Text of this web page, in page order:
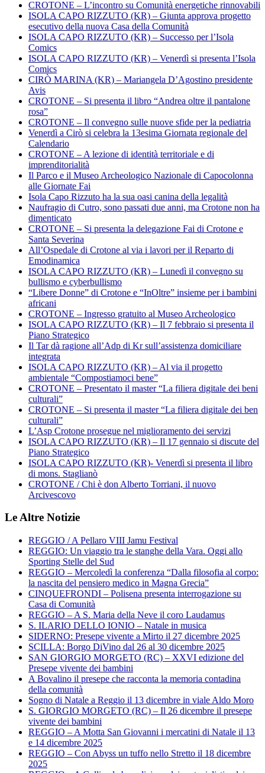
CROTONE – L’incontro su Comunità energetiche rinnovabili
ISOLA CAPO RIZZUTO (KR) – Giunta approva progetto
esecutivo della nuova Casa della Comunità
ISOLA CAPO RIZZUTO (KR) – Successo per l’Isola
Comics
ISOLA CAPO RIZZUTO (KR) – Venerdì si presenta l’Isola
Comics
CIRÒ MARINA (KR) – Mariangela D’Agostino presidente
Avis
CROTONE – Si presenta il libro “Andrea oltre il pantalone
rosa”
CROTONE – Il convegno sulle nuove sfide per la pediatria
Venerdì a Cirò si celebra la 13esima Giornata regionale del
Calendario
CROTONE – A lezione di identità territoriale e di
imprenditorialità
Il Parco e il Museo Archeologico Nazionale di Capocolonna
alle Giornate Fai
Isola Capo Rizzuto ha la sua oasi canina della legalità
Naufragio di Cutro, sono passati due anni, ma Crotone non ha
dimenticato
CROTONE – Si presenta la delegazione Fai di Crotone e
Santa Severina
All’Ospedale di Crotone al via i lavori per il Reparto di
Emodinamica
ISOLA CAPO RIZZUTO (KR) – Lunedì il convegno su
bullismo e cyberbullismo
“Libere Donne” di Crotone e “InOltre” insieme per i bambini
africani
CROTONE – Ingresso gratuito al Museo Archeologico
ISOLA CAPO RIZZUTO (KR) – Il 7 febbraio si presenta il
Piano Strategico
Il Tar dà ragione all’Adp di Kr sull’assistenza domiciliare
integrata
ISOLA CAPO RIZZUTO (KR) – Al via il progetto
ambientale “Compostiamoci bene”
CROTONE – Presentato il master “La filiera digitale dei beni
culturali”
CROTONE – Si presenta il master “La filiera digitale dei ben
culturali”
L’Asp Crotone prosegue nel miglioramento dei servizi
ISOLA CAPO RIZZUTO (KR) – Il 17 gennaio si discute del
Piano Strategico
ISOLA CAPO RIZZUTO (KR)- Venerdì si presenta il libro
di mons. Staglianò
CROTONE / Chi è don Alberto Torriani, il nuovo
Arcivescovo
Le Altre Notizie
REGGIO / A Pellaro VIII Jamu Festival
REGGIO: Un viaggio tra le stanghe della Vara. Oggi allo
Sporting Stelle del Sud
REGGIO – Mercoledì la conferenza “Dalla filosofia al corpo:
la nascita del pensiero medico in Magna Grecia”
CINQUEFRONDI – Polisena presenta interrogazione su
Casa di Comunità
REGGIO – A S. Maria della Neve il coro Laudamus
S. ILARIO DELLO IONIO – Natale in musica
SIDERNO: Presepe vivente a Mirto il 27 dicembre 2025
SCILLA: Borgo DiVino dal 26 al 30 dicembre 2025
SAN GIORGIO MORGETO (RC) – XXVI edizione del
Presepe vivente dei bambini
A Bovalino il presepe che racconta la memoria contadina
della comunità
Sogno di Natale a Reggio il 13 dicembre in viale Aldo Moro
S. GIORGIO MORGETO (RC) – Il 26 dicembre il presepe
vivente dei bambini
REGGIO – A Motta San Giovanni i mercatini di Natale il 13
e 14 dicembre 2025
REGGIO – Con Abyss un tuffo nello Stretto il 18 dicembre
2025